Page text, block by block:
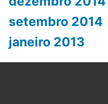
setembro 2014
janeiro 2013